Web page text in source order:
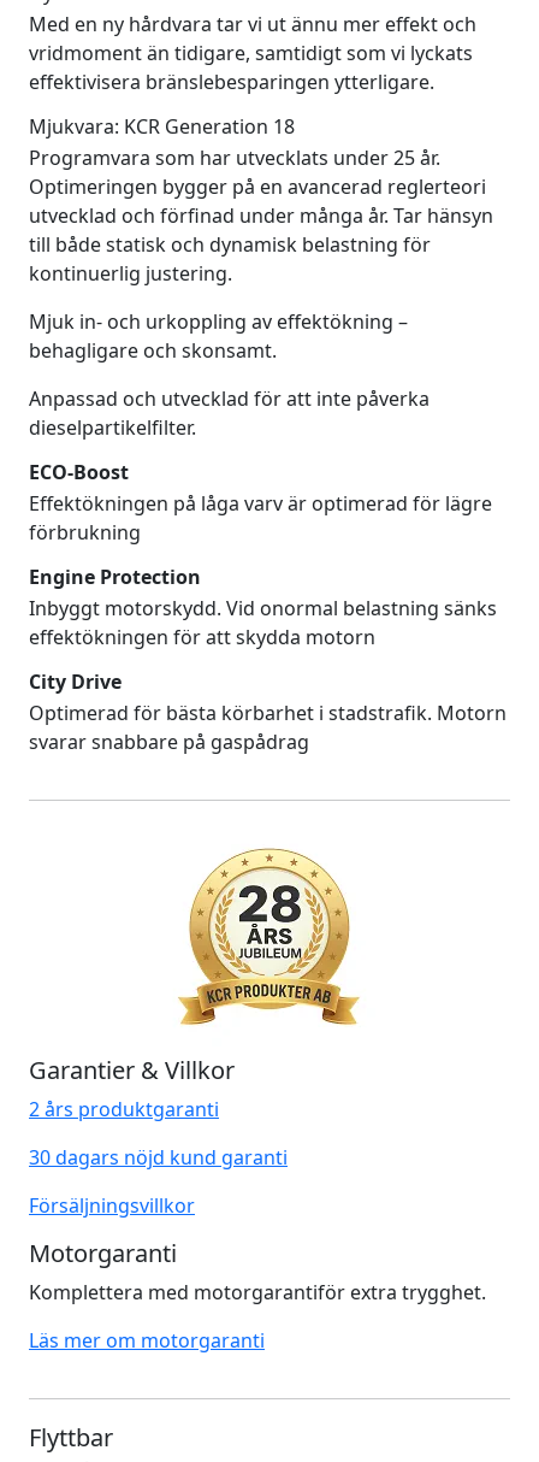
Med en ny hårdvara tar vi ut ännu mer effekt och
vridmoment än tidigare, samtidigt som vi lyckats
effektivisera bränslebesparingen ytterligare.
Mjukvara: KCR Generation 18
Programvara som har utvecklats under 25 år.
Optimeringen bygger på en avancerad reglerteori
utvecklad och förfinad under många år. Tar hänsyn
till både statisk och dynamisk belastning för
kontinuerlig justering.
Mjuk in- och urkoppling av effektökning –
behagligare och skonsamt.
Anpassad och utvecklad för att inte påverka
dieselpartikelfilter.
ECO-Boost
Effektökningen på låga varv är optimerad för lägre
förbrukning
Engine Protection
Inbyggt motorskydd. Vid onormal belastning sänks
effektökningen för att skydda motorn
City Drive
Optimerad för bästa körbarhet i stadstrafik. Motorn
svarar snabbare på gaspådrag
Garantier & Villkor
2 års produktgaranti
30 dagars nöjd kund garanti
Försäljningsvillkor
Motorgaranti
Komplettera med motorgarantiför extra trygghet.
Läs mer om motorgaranti
Flyttbar